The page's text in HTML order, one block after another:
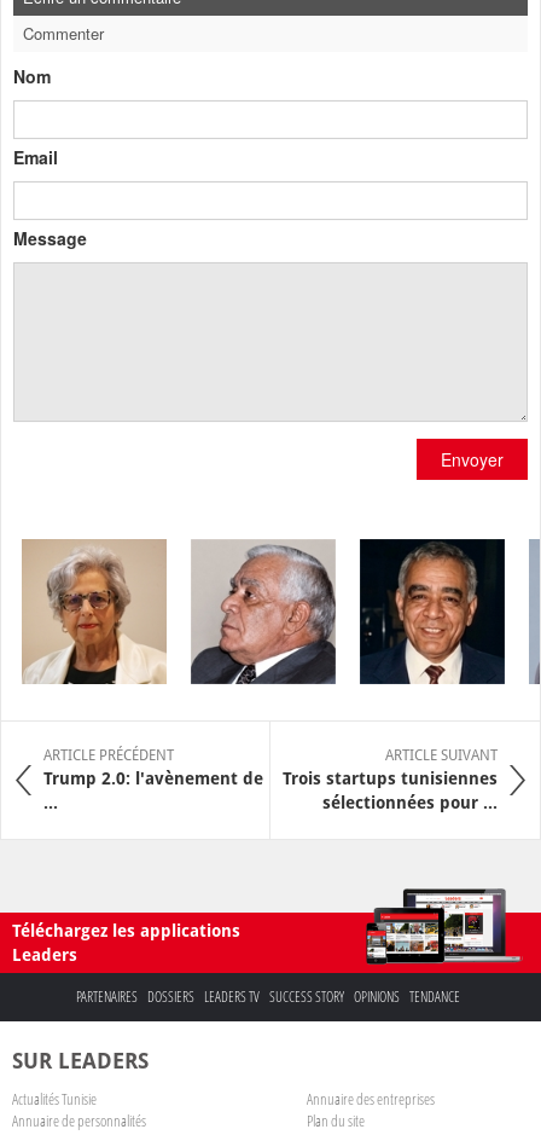
Commenter
Nom
Email
Message
Envoyer
ARTICLE PRÉCÉDENT
Trump 2.0: l'avènement de
...
ARTICLE SUIVANT
Trois startups tunisiennes
sélectionnées pour ...
Téléchargez les applications
Leaders
PARTENAIRES DOSSIERS LEADERS TV SUCCESS STORY OPINIONS TENDANCE
SUR LEADERS
Actualités Tunisie
Annuaire des entreprises
Annuaire de personnalités
Plan du site